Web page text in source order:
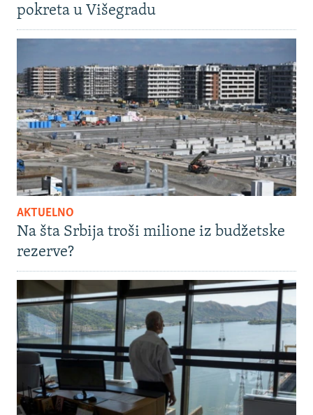
pokreta u Višegradu
AKTUELNO
Na šta Srbija troši milione iz budžetske
rezerve?